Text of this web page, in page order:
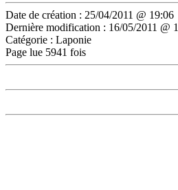
Date de création : 25/04/2011 @ 19:06
Dernière modification : 16/05/2011 @
Catégorie : Laponie
Page lue 5941 fois